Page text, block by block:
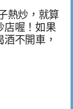
熱炒，就算
店喔！如果
不開車，